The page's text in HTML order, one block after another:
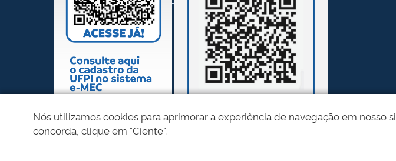
Nós utilizamos cookies para aprimorar a experiência de navegação em nosso
concorda, clique em "Ciente".